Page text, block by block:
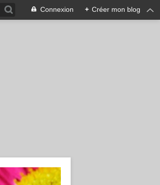
Connexion + Créer mon blog